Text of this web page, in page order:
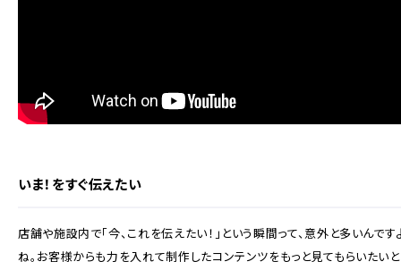
いま！をすぐ伝えたい
店舗や施設内で「今、これを伝えたい！」という瞬間って、意外と多いんです
ね。お客様からも力を入れて制作したコンテンツをもっと見てもらいたい